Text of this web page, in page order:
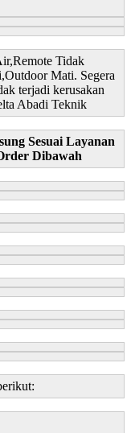
Tidak
Mati. Segera
terjadi kerusakan
Abadi Teknik
Sesuai Layanan
Dibawah